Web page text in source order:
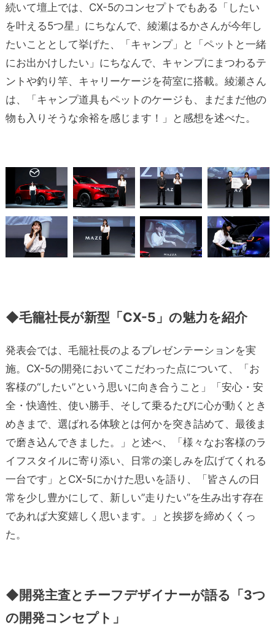
続いて壇上では、CX-5のコンセプトでもある「したい
を叶える5つ星」にちなんで、綾瀬はるかさんが今年し
たいこととして挙げた、「キャンプ」と「ペットと一緒
にお出かけしたい」にちなんで、キャンプにまつわるテ
ントや釣り竿、キャリーケージを荷室に搭載。綾瀬さん
は、「キャンプ道具もペットのケージも、まだまだ他の
物も入りそうな余裕を感じます！」と感想を述べた。
◆毛籠社長が新型「CX-5」の魅力を紹介
発表会では、毛籠社長のよるプレゼンテーションを実
施。CX-5の開発においてこだわった点について、「お
客様の“したい”という思いに向き合うこと」「安心・安
全・快適性、使い勝手、そして乗るたびに心が動くとき
めきまで、選ばれる体験とは何かを突き詰めて、最後ま
で磨き込んできました。」と述べ、「様々なお客様のラ
イフスタイルに寄り添い、日常の楽しみを広げてくれる
一台です」とCX-5にかけた思いを語り、「皆さんの日
常を少し豊かにして、新しい”走りたい”を生み出す存在
であれば大変嬉しく思います。」と挨拶を締めくくっ
た。
◆開発主査とチーフデザイナーが語る「3つ
の開発コンセプト」